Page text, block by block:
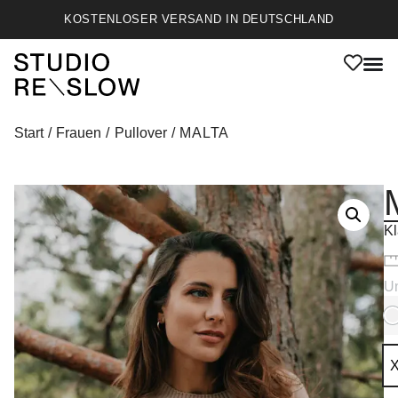
KOSTENLOSER VERSAND IN DEUTSCHLAND
Start/ Frauen / Pullover/ MALTA